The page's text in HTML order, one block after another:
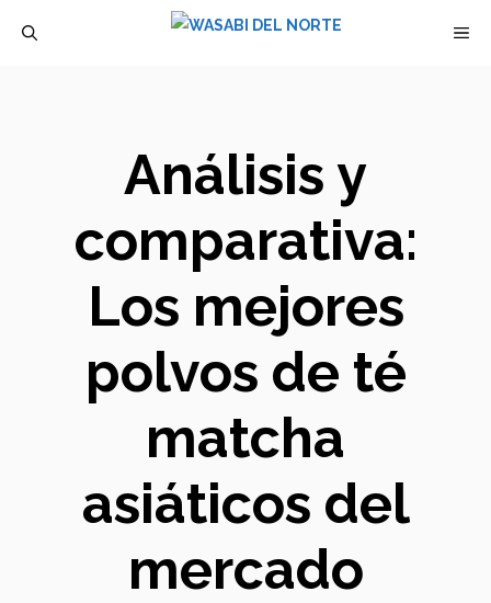
Análisis y
comparativa:
Los mejores
polvos de té
matcha
asiáticos del
mercado